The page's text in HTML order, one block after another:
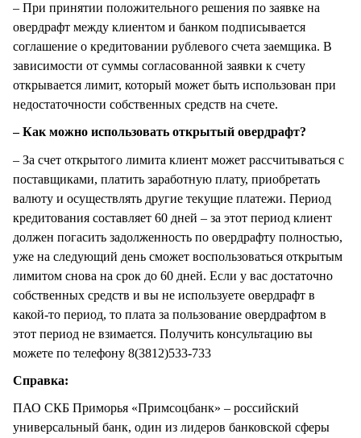
– При принятии положительного решения по заявке на
овердрафт между клиентом и банком подписывается
соглашение о кредитовании рублевого счета заемщика. В
зависимости от суммы согласованной заявки к счету
открывается лимит, который может быть использован при
недостаточности собственных средств на счете.
– Как можно использовать открытый овердрафт?
– За счет открытого лимита клиент может рассчитываться с
поставщиками, платить заработную плату, приобретать
валюту и осуществлять другие текущие платежи. Период
кредитования составляет 60 дней – за этот период клиент
должен погасить задолженность по овердрафту полностью,
уже на следующий день сможет воспользоваться открытым
лимитом снова на срок до 60 дней. Если у вас достаточно
собственных средств и вы не используете овердрафт в
какой-то период, то плата за пользование овердрафтом в
этот период не взимается. Получить консультацию вы
можете по телефону 8(3812)533-733
Справка:
ПАО СКБ Приморья «Примсоцбанк» – российский
универсальный банк, один из лидеров банковской сферы